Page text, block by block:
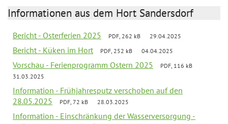
Informationen aus dem Hort Sandersdorf
Bericht - Osterferien 2025 PDF, 262 kB 29.04.2025
Bericht - Küken im Hort PDF, 252 kB 04.04.2025
Vorschau - Ferienprogramm Ostern 2025
PDF, 116 kB
31.03.2025
Information - Frühjahresputz verschoben auf den
28.05.2025
PDF, 72 kB 28.03.2025
Information - Einschränkung der Wasserversorgung -